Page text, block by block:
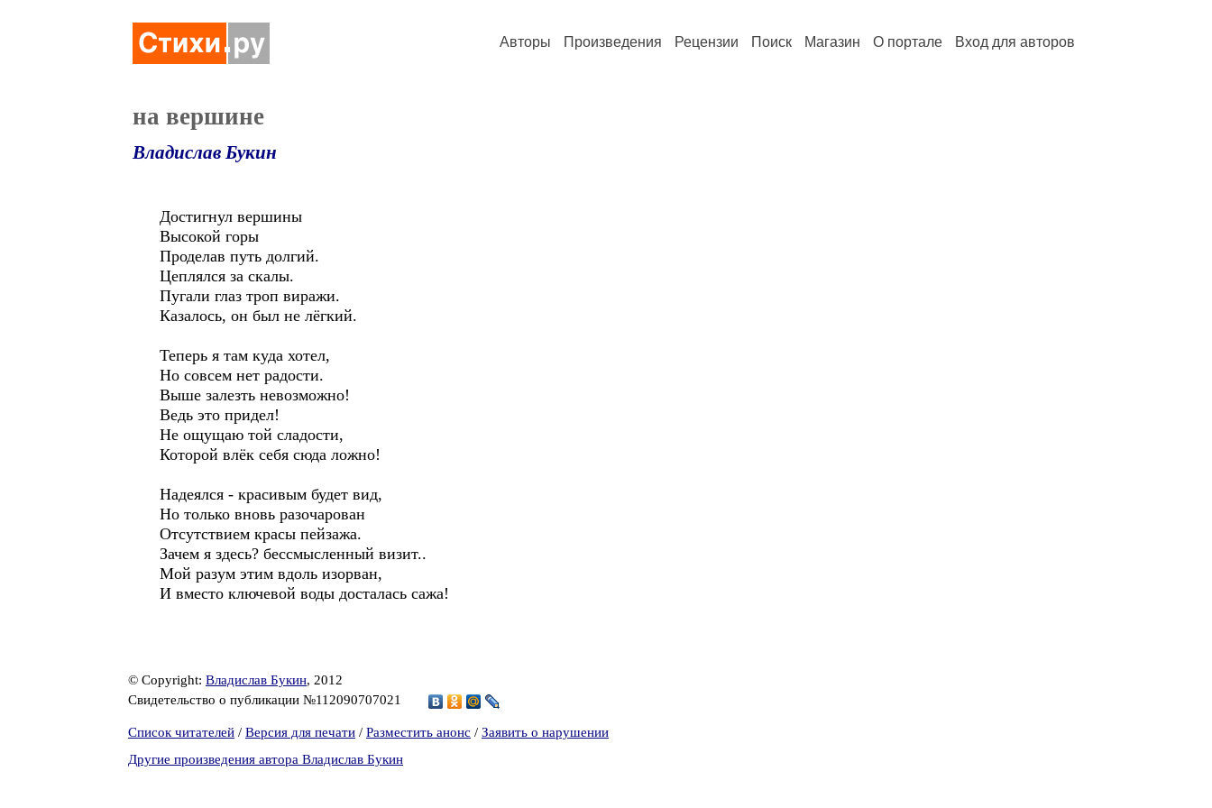
Авторы Произведения Рецензии Поиск Магазин О портале Вход для авторов
на вершине
Владислав Букин
Достигнул вершины
Высокой горы
Проделав путь долгий.
Цеплялся за скалы.
Пугали глаз троп виражи.
Казалось, он был не лёгкий.
Теперь я там куда хотел,
Но совсем нет радости.
Выше залезть невозможно!
Ведь это придел!
Не ощущаю той сладости,
Которой влёк себя сюда ложно!
Надеялся - красивым будет вид,
Но только вновь разочарован
Отсутствием красы пейзажа.
Зачем я здесь? бессмысленный визит..
Мой разум этим вдоль изорван,
И вместо ключевой воды досталась сажа!
© Copyright: Владислав Букин, 2012
Свидетельство о публикации №112090707021
Список читателей / Версия для печати / Разместить анонс / Заявить о нарушении
Другие произведения автора Владислав Букин